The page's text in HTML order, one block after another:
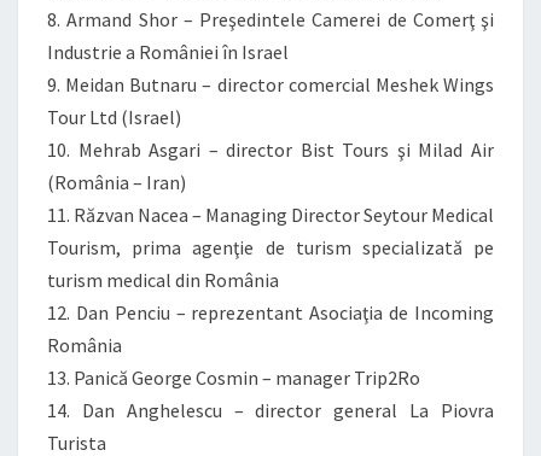
8. Armand Shor – Preşedintele Camerei de Comerţ şi
Industrie a României în Israel
9. Meidan Butnaru – director comercial Meshek Wings
Tour Ltd (Israel)
10. Mehrab Asgari – director Bist Tours şi Milad Air
(România – Iran)
11. Răzvan Nacea – Managing Director Seytour Medical
Tourism, prima agenţie de turism specializată pe
turism medical din România
12. Dan Penciu – reprezentant Asociaţia de Incoming
România
13. Panică George Cosmin – manager Trip2Ro
14. Dan Anghelescu – director general La Piovra
Turista